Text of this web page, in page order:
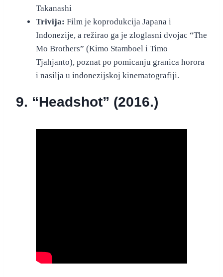
Takanashi
Trivija: Film je koprodukcija Japana i
Indonezije, a režirao ga je zloglasni dvojac “The
Mo Brothers” (Kimo Stamboel i Timo
Tjahjanto), poznat po pomicanju granica horora
i nasilja u indonezijskoj kinematografiji.
9. “Headshot” (2016.)
“Headshot” (2016.)